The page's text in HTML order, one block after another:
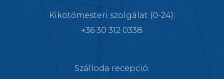
Kikötőmesteri szolgálat (0-24):
+36 30 312 0338
Szálloda recepció: